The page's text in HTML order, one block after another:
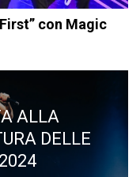
con Magic
ALLA
DELLE